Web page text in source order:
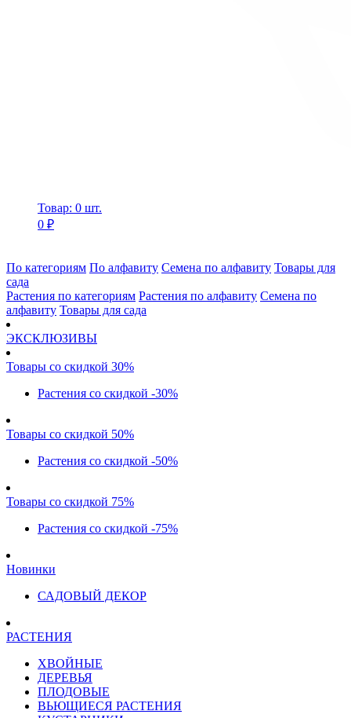
Товар: 0 шт.
0 ₽
По категориям По алфавиту Семена по алфавиту Товары для
сада
Растения по категориям Растения по алфавиту Семена по
алфавиту Товары для сада
ЭКСКЛЮЗИВЫ
Товары со скидкой 30%
Растения со скидкой -30%
Товары со скидкой 50%
Растения со скидкой -50%
Товары со скидкой 75%
Растения со скидкой -75%
Новинки
САДОВЫЙ ДЕКОР
РАСТЕНИЯ
ХВОЙНЫЕ
ДЕРЕВЬЯ
ПЛОДОВЫЕ
ВЬЮЩИЕСЯ РАСТЕНИЯ